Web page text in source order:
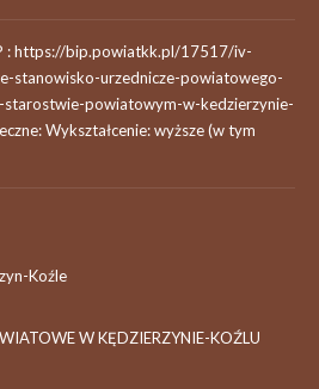
: https://bip.powiatkk.pl/17517/iv-
stanowisko-urzednicze-powiatowego-
powiatowym-w-kedzierzynie-
Wykształcenie: wyższe (w tym
Koźle
W KĘDZIERZYNIE-KOŹLU